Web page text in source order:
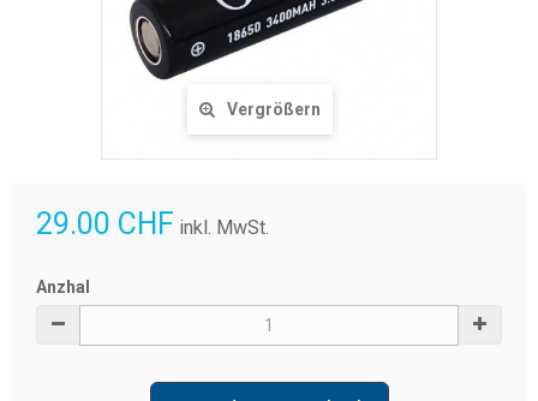
Vergrößern
29.00 CHF inkl. MwSt.
Anzhal